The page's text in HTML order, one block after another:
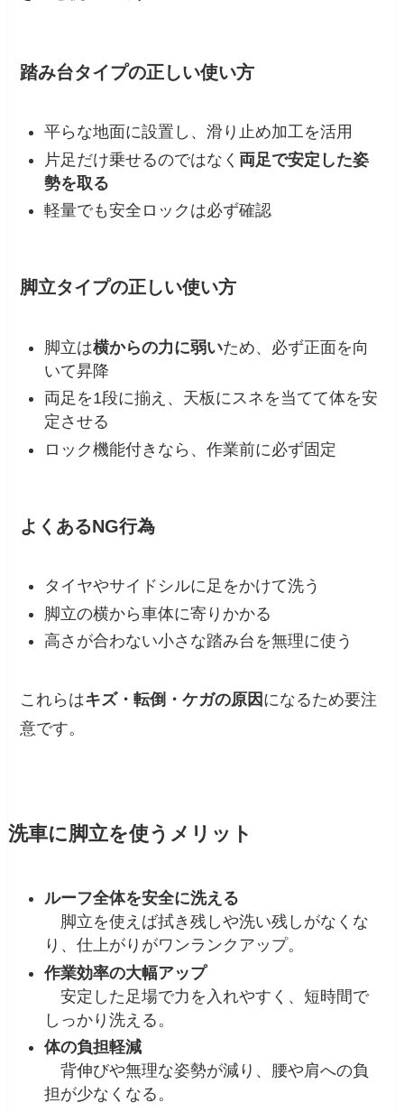
踏み台タイプの正しい使い方
平らな地面に設置し、滑り止め加工を活用
片足だけ乗せるのではなく 両足で安定した姿
勢を取る
軽量でも安全ロックは必ず確認
脚立タイプの正しい使い方
脚立は横からの力に弱いため、必ず正面を向
いて昇降
両足を1段に揃え、天板にスネを当てて体を安
定させる
ロック機能付きなら、作業前に必ず固定
よくあるNG行為
タイヤやサイドシルに足をかけて洗う
脚立の横から車体に寄りかかる
高さが合わない小さな踏み台を無理に使う
これらはキズ・転倒・ケガの原因 になるため要注
意です。
洗車に脚立を使うメリット
ルーフ全体を安全に洗える
脚立を使えば拭き残しや洗い残しがなくな
り、仕上がりがワンランクアップ。
作業効率の大幅アップ
安定した足場で力を入れやすく、短時間で
しっかり洗える。
体の負担軽減
背伸びや無理な姿勢が減り、腰や肩への負
担が少なくなる。